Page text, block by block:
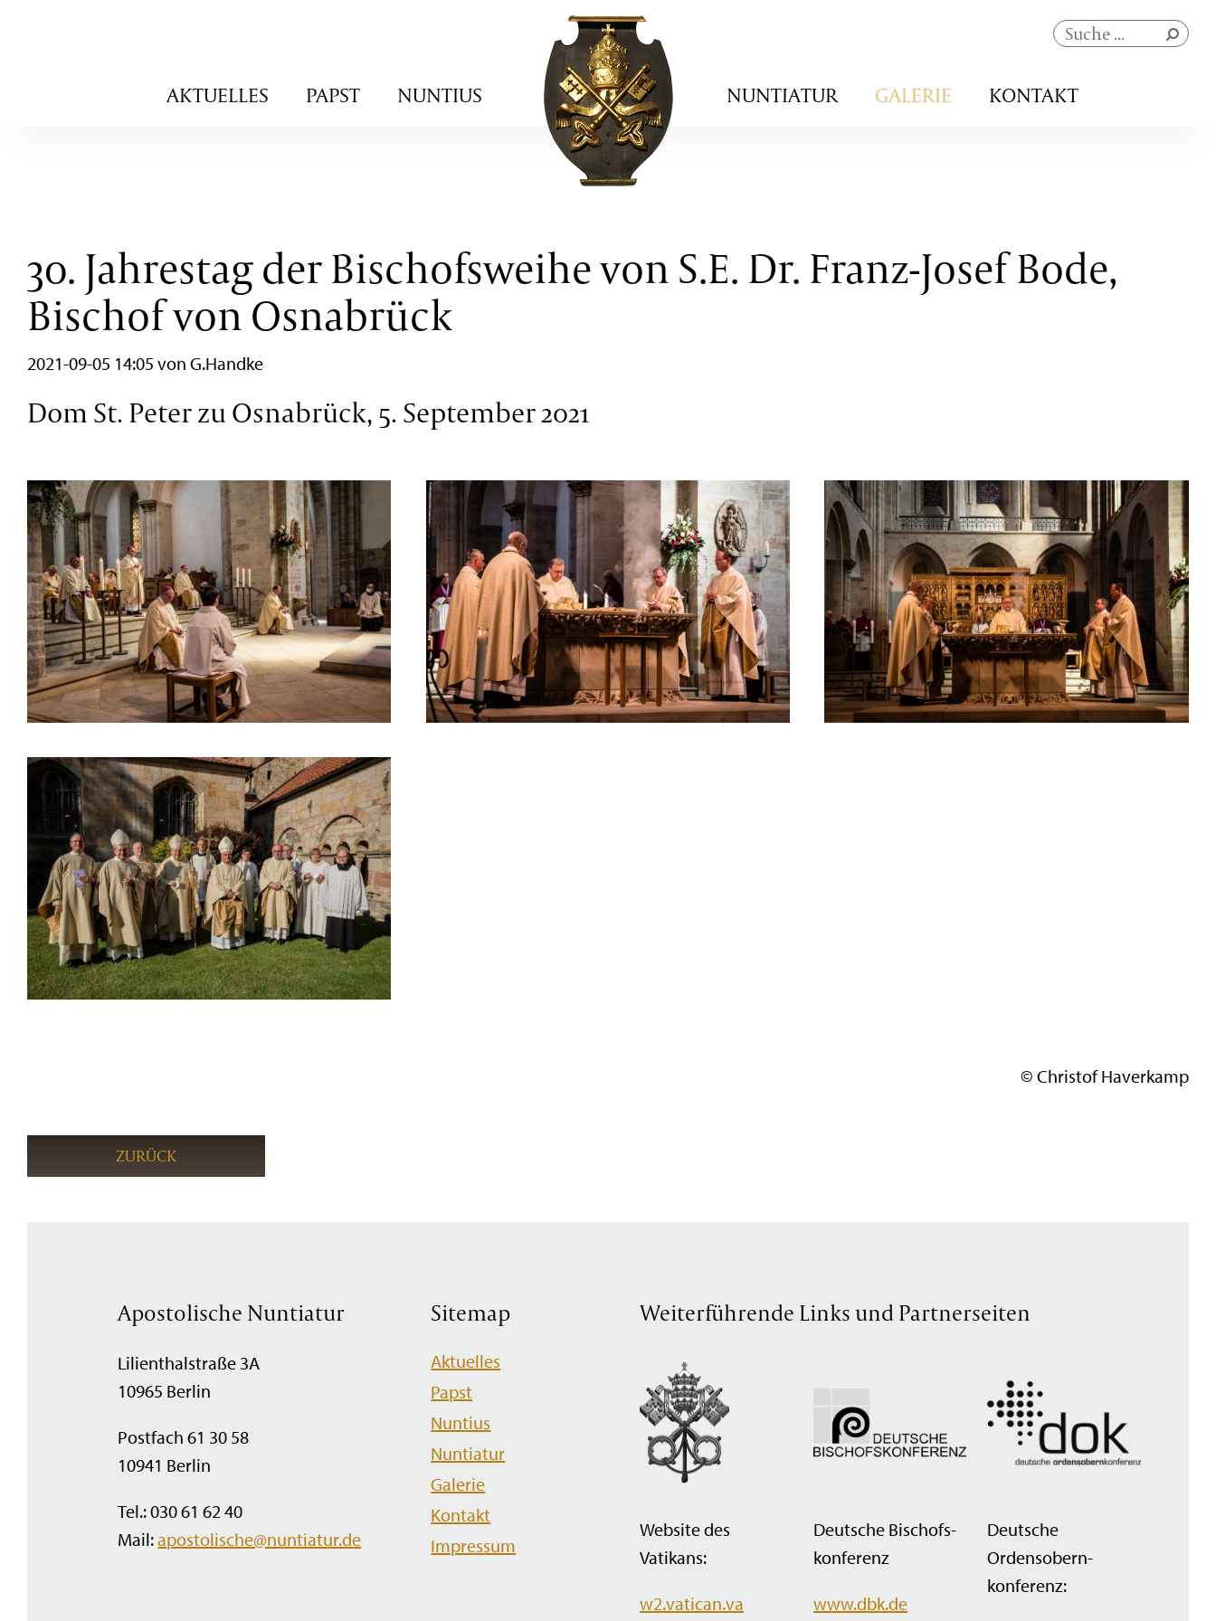
Navigation
überspringen
AKTUELLES PAPST NUNTIUS
Navigation
überspringen
NUNTIATUR GALERIE KONTAKT
30. Jahrestag der Bischofsweihe von S.E. Dr. Franz-Josef Bode,
Bischof von Osnabrück
2021-09-05 14:05 von G.Handke
Dom St. Peter zu Osnabrück, 5. September 2021
© Christof Haverkamp
ZURÜCK
Apostolische Nuntiatur
Lilienthalstraße 3A
10965 Berlin
Postfach 61 30 58
10941 Berlin
Tel.: 030 61 62 40
Mail:apostolische@nuntiatur.de
Sitemap
Navigation
überspringen
Aktuelles
Papst
Nuntius
Nuntiatur
Galerie
Kontakt
Impressum
Weiterführende Links und Partnerseiten
Website des
Vatikans:
w2.vatican.va
Deutsche Bischofs­
konferenz
www.dbk.de
Deutsche
Ordensobern­
konferenz: